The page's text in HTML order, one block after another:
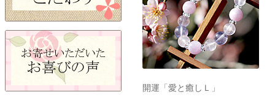
開運「愛と癒しＬ」